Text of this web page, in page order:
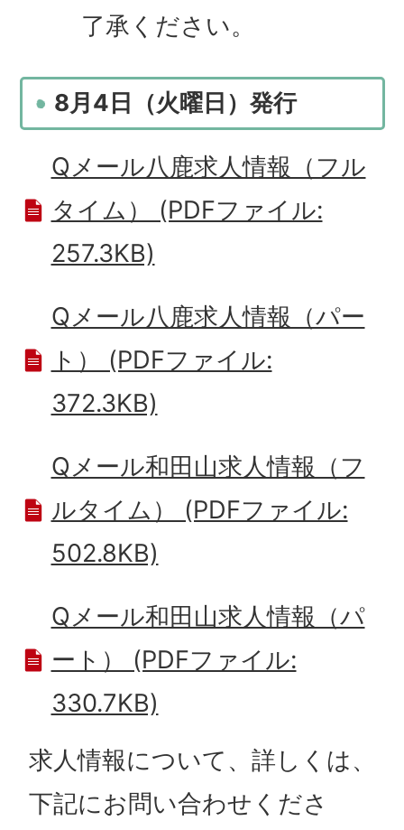
了承ください。
8月4日（火曜日）発行
Qメール八鹿求人情報（フル
タイム） (PDFファイル:
257.3KB)
Qメール八鹿求人情報（パー
ト） (PDFファイル:
372.3KB)
Qメール和田山求人情報（フ
ルタイム） (PDFファイル:
502.8KB)
Qメール和田山求人情報（パ
ート） (PDFファイル:
330.7KB)
求人情報について、詳しくは、
下記にお問い合わせくださ